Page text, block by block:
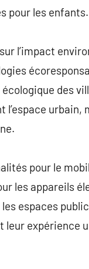
pour les enfants.
l’impact
des
urbain,
pour le
les appareils
espaces
expérience